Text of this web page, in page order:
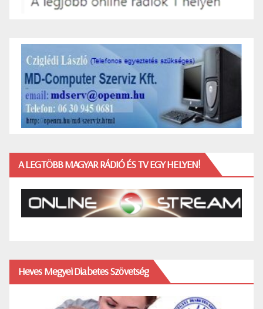
A LEGTÖBB MAGYAR RÁDIÓ ÉS TV EGY HELYEN!
Heves Megyei Diabetes Szövetség